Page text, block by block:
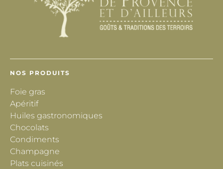
NOS PRODUITS
Foie gras
Apéritif
Huiles gastronomiques
Chocolats
Condiments
Champagne
Plats cuisinés